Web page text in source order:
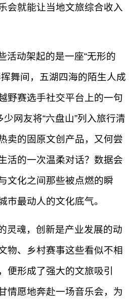
会就能让当地文旅综合收入
活动架起的是一座“无形的
舞间，五湖四海的陌生人成
野赛选手社交平台上的一句
少网友将“六盘山”列入旅行清
卖的固原文创产品，又何尝
活的一次温柔对话？数据会
文化之间那些被点燃的瞬
市最动人的文化底气。
灵魂，创新是产业发展的动
物、乡村赛事这些看似不相
便形成了强大的文旅吸引
情愿地奔赴一场音乐会，为